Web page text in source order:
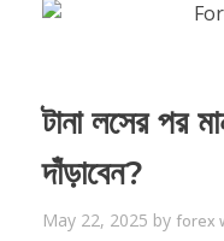
টানা লসের পর
দাঁড়াবেন?
May 22, 2025 by forex